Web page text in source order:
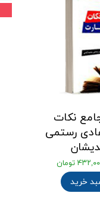
نکات
رستمی
تومان
خرید